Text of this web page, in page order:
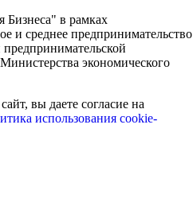
Бизнеса" в рамках
и среднее предпринимательство
экономического
вы даете согласие на
использования cookie-